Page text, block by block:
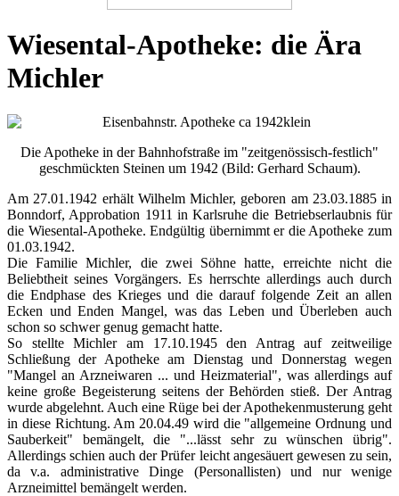
Wiesental-Apotheke: die Ära
Michler
Die Apotheke in der Bahnhofstraße im "zeitgenössisch-festlich"
geschmückten Steinen um 1942 (Bild: Gerhard Schaum).
Am 27.01.1942 erhält Wilhelm Michler, geboren am 23.03.1885 in
Bonndorf, Approbation 1911 in Karlsruhe die Betriebserlaubnis für
die Wiesental-Apotheke. Endgültig übernimmt er die Apotheke zum
01.03.1942.
Die Familie Michler, die zwei Söhne hatte, erreichte nicht die
Beliebtheit seines Vorgängers. Es herrschte allerdings auch durch
die Endphase des Krieges und die darauf folgende Zeit an allen
Ecken und Enden Mangel, was das Leben und Überleben auch
schon so schwer genug gemacht hatte.
So stellte Michler am 17.10.1945 den Antrag auf zeitweilige
Schließung der Apotheke am Dienstag und Donnerstag wegen
"Mangel an Arzneiwaren ... und Heizmaterial", was allerdings auf
keine große Begeisterung seitens der Behörden stieß. Der Antrag
wurde abgelehnt. Auch eine Rüge bei der Apothekenmusterung geht
in diese Richtung. Am 20.04.49 wird die "allgemeine Ordnung und
Sauberkeit" bemängelt, die "...lässt sehr zu wünschen übrig".
Allerdings schien auch der Prüfer leicht angesäuert gewesen zu sein,
da v.a. administrative Dinge (Personallisten) und nur wenige
Arzneimittel bemängelt werden.